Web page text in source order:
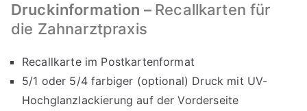
Druckinformation – Recallkarten für
die Zahnarztpraxis
Recallkarte im Postkartenformat
5/1 oder 5/4 farbiger (optional) Druck mit UV-
Hochglanzlackierung auf der Vorderseite